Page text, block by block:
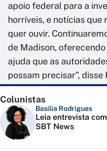
apoio federal para a
horríveis, e notícias
quer ouvir.
de Madison,
ajuda que as
possam precisar”, disse
Colunistas
Basília Rodrigues
Leia entrevista
SBT News